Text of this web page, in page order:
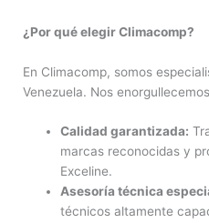
¿Por qué elegir Climacomp?
En Climacomp, somos
Venezuela. Nos
Calidad garantizada:
marcas reconocidas y
Exceline.
Asesoría técnica
técnicos altamente